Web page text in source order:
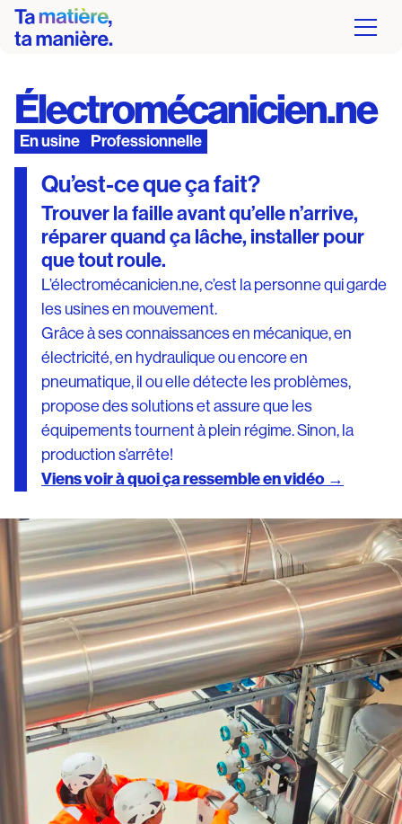
Électromécanicien.ne
En usine Professionnelle
Qu’est-ce que ça fait?
Trouver la faille avant qu’elle n’arrive,
réparer quand ça lâche, installer pour
que tout roule.
L’électromécanicien.ne, c’est la personne qui garde
les usines en mouvement.
Grâce à ses connaissances en mécanique, en
électricité, en hydraulique ou encore en
pneumatique, il ou elle détecte les problèmes,
propose des solutions et assure que les
équipements tournent à plein régime. Sinon, la
production s’arrête!
Viens voir à quoi ça ressemble en vidéo →